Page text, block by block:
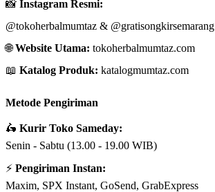
📸 Instagram Resmi:
@tokoherbalmumtaz & @gratisongkirsemarang
🌐Website Utama: tokoherbalmumtaz.com
📖 Katalog Produk: katalogmumtaz.com
Metode Pengiriman
🛵 Kurir Toko Sameday:
Senin - Sabtu (13.00 - 19.00 WIB)
⚡ Pengiriman Instan:
Maxim, SPX Instant, GoSend, GrabExpress